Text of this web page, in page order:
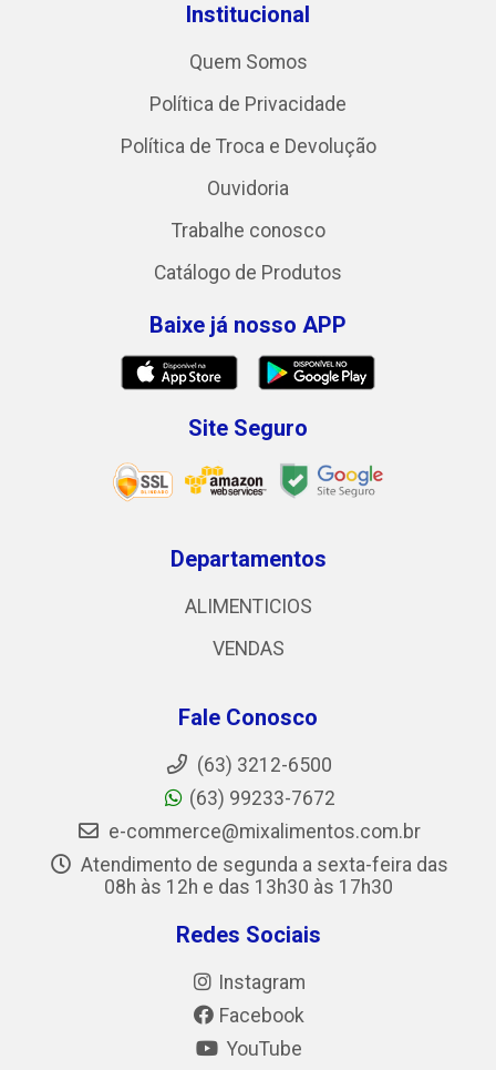
Institucional
Quem Somos
Política de Privacidade
Política de Troca e Devolução
Ouvidoria
Trabalhe conosco
Catálogo de Produtos
Baixe já nosso APP
Site Seguro
Departamentos
ALIMENTICIOS
VENDAS
Fale Conosco
(63) 3212-6500
(63) 99233-7672
e-commerce@mixalimentos.com.br
Atendimento de segunda a sexta-feira das
08h às 12h e das 13h30 às 17h30
Redes Sociais
Instagram
Facebook
YouTube